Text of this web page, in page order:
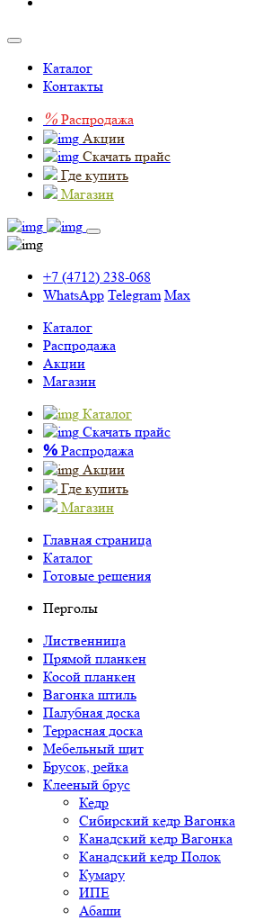
Каталог
Контакты
% Распродажа
Акции
Скачать прайс
Где купить
Магазин
+7 (4712) 238-068
WhatsApp Telegram Max
Каталог
Распродажа
Акции
Магазин
Каталог
Скачать прайс
% Распродажа
Акции
Где купить
Магазин
Главная страница
Каталог
Готовые решения
Перголы
Лиственница
Прямой планкен
Косой планкен
Вагонка штиль
Палубная доска
Террасная доска
Мебельный щит
Брусок, рейка
Клееный брус
Кедр
Сибирский кедр Вагонка
Канадский кедр Вагонка
Канадский кедр Полок
Кумару
ИПЕ
Абаши